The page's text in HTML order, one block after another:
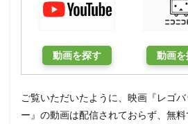
動画を探す 動画
ご覧いただいたように、映画『レゴ
ー』の動画は配信されておらず、無